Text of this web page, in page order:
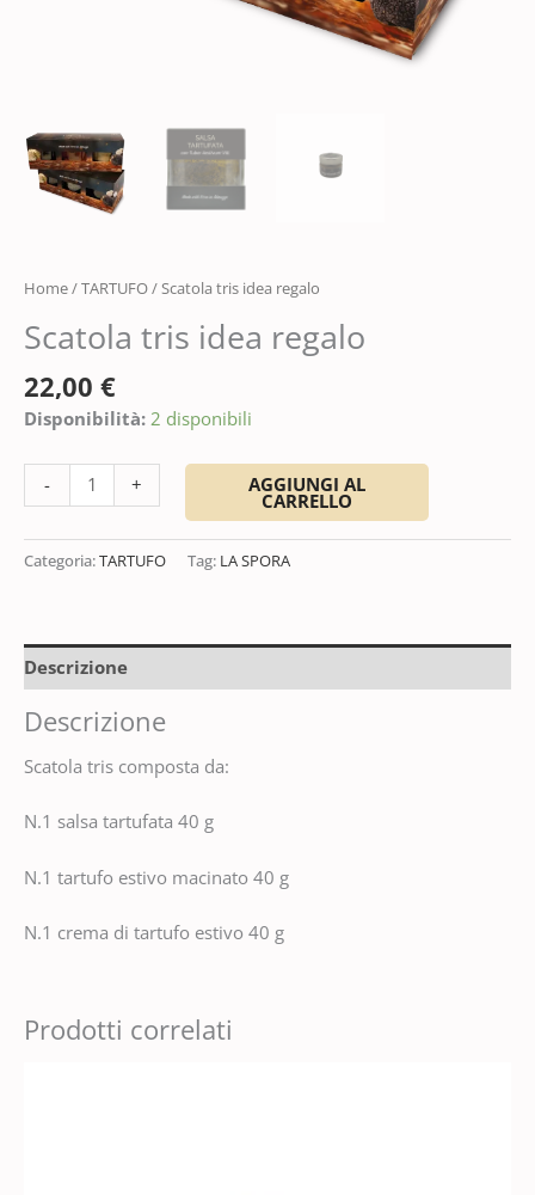
Home/TARTUFO/ Scatola tris idea regalo
Scatola tris idea regalo
22,00 €
Disponibilità: 2 disponibili
- + AGGIUNGI AL
CARRELLO
Categoria:TARTUFO Tag: LA SPORA
Descrizione
Descrizione
Scatola tris composta da:
N.1 salsa tartufata 40 g
N.1 tartufo estivo macinato 40 g
N.1 crema di tartufo estivo 40 g
Prodotti correlati